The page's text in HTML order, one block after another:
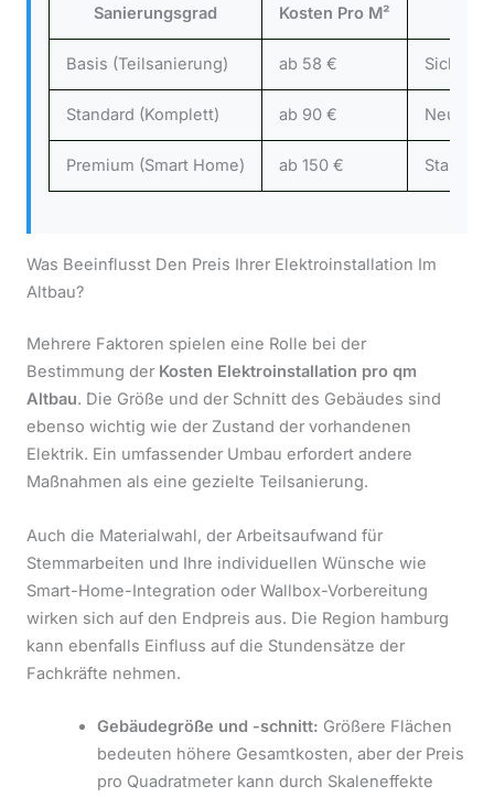
Sanierungsgrad Kosten Pro M²
Basis (Teilsanierung) ab 58 €
Standard (Komplett) ab 90 €
Premium (Smart Home) ab 150 €
Was Beeinflusst Den Preis Ihrer Elektroinstallation Im
Altbau?
Mehrere Faktoren spielen eine Rolle bei der
Bestimmung der Kosten Elektroinstallation pro qm
Altbau. Die Größe und der Schnitt des Gebäudes sind
ebenso wichtig wie der Zustand der vorhandenen
Elektrik. Ein umfassender Umbau erfordert andere
Maßnahmen als eine gezielte Teilsanierung.
Auch die Materialwahl, der Arbeitsaufwand für
Stemmarbeiten und Ihre individuellen Wünsche wie
Smart-Home-Integration oder Wallbox-Vorbereitung
wirken sich auf den Endpreis aus. Die Region hamburg
kann ebenfalls Einfluss auf die Stundensätze der
Fachkräfte nehmen.
Gebäudegröße und -schnitt: Größere Flächen
bedeuten höhere Gesamtkosten, aber der Preis
pro Quadratmeter kann durch Skaleneffekte